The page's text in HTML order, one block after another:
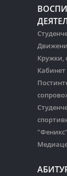
Кружки,